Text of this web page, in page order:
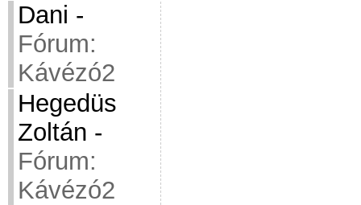
Dani -
Fórum:
Kávézó2
Hegedüs
Zoltán -
Fórum:
Kávézó2